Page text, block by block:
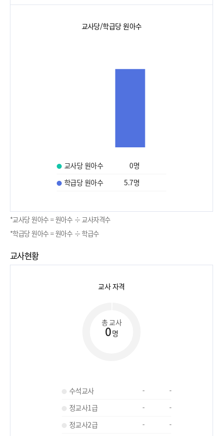
교사당/학급당 원아수
교사당 원아수 0명
학급당 원아수
5.7명
*교사당 원아수 = 원아수 ÷ 교사자격수
*학급당 원아수 = 원아수 ÷ 학급수
교사현황
교사 자격
총 교사
0명
수석교사 -
-
정교사1급
-
-
정교사2급
-
-